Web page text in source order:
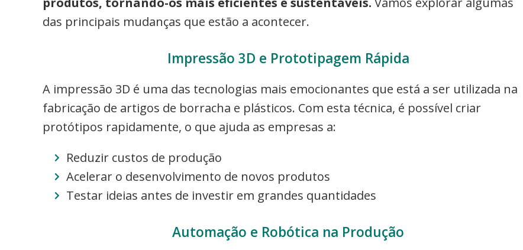
das principais mudanças que estão a acontecer.
Impressão 3D e Prototipagem Rápida
A impressão 3D é uma das tecnologias mais emocionantes que está a ser utilizada na
fabricação de artigos de borracha e plásticos. Com esta técnica, é possível criar
protótipos rapidamente, o que ajuda as empresas a:
Reduzir custos de produção
Acelerar o desenvolvimento de novos produtos
Testar ideias antes de investir em grandes quantidades
Automação e Robótica na Produção